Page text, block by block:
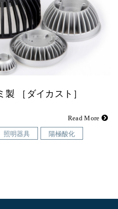
［ダイカスト］
Read More
照明器具 陽極酸化